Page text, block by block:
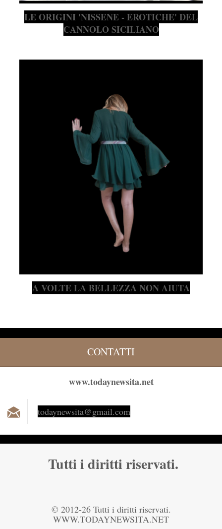
LE ORIGINI 'NISSENE - EROTICHE' DEL
CANNOLO SICILIANO
A VOLTE LA BELLEZZA NON AIUTA
CONTATTI
www.todaynewsita.net
todaynewsita@gmail.com
Tutti i diritti riservati.
© 2012-26 Tutti i diritti riservati.
WWW.TODAYNEWSITA.NET